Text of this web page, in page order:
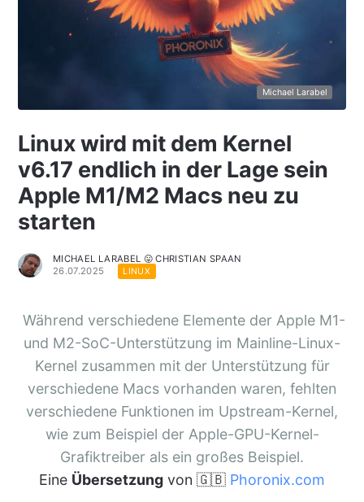
Michael Larabel
Linux wird mit dem Kernel
v6.17 endlich in der Lage sein
Apple M1/M2 Macs neu zu
starten
MICHAEL LARABEL 😛 CHRISTIAN SPAAN
26.07.2025
LINUX
Während verschiedene Elemente der Apple M1-
und M2-SoC-Unterstützung im Mainline-Linux-
Kernel zusammen mit der Unterstützung für
verschiedene Macs vorhanden waren, fehlten
verschiedene Funktionen im Upstream-Kernel,
wie zum Beispiel der Apple-GPU-Kernel-
Grafiktreiber als ein großes Beispiel.
Eine Übersetzung von 🇬🇧 Phoronix.com